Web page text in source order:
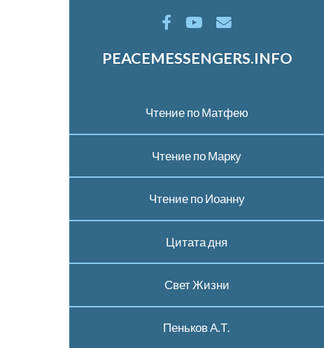
PEACEMESSENGERS.INFO
Чтение по Матфею
Чтение по Марку
Чтение по Иоанну
Цитата дня
Свет Жизни
Пеньков А.Т.